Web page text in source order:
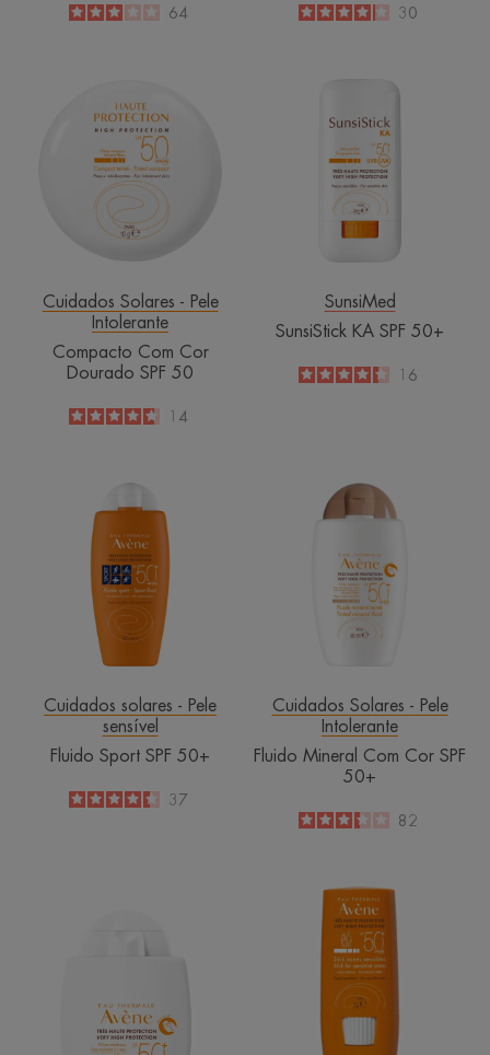
3
/
5
64 4.1
/
5
30
Com
Cor
Dourado
SPF
50
Cuidados Solares - Pele
Intolerante
Compacto Com Cor
Dourado SPF 50
4.6
/514
SPF
50+
SunsiMed
SunsiStick KA SPF 50+
4.3
/516
Fluido
Sport
50+
Cuidados solares - Pele
sensível
Fluido Sport SPF 50+
4.4
/
5
37
Fluido
Mineral
Cor
SPF
50+
Cuidados Solares - Pele
Intolerante
Fluido Mineral Com Cor SPF
50+
3.3
/
5
82
Stick
para
Zonas
Sensíveis
SPF
50+